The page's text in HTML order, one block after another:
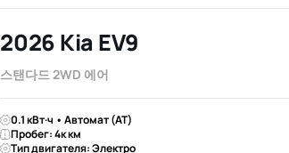
2026 Kia EV9
스탠다드 2WD 에어
0.1 кВт·ч • Автомат (AT)
Пробег: 4к км
Тип двигателя: Электро